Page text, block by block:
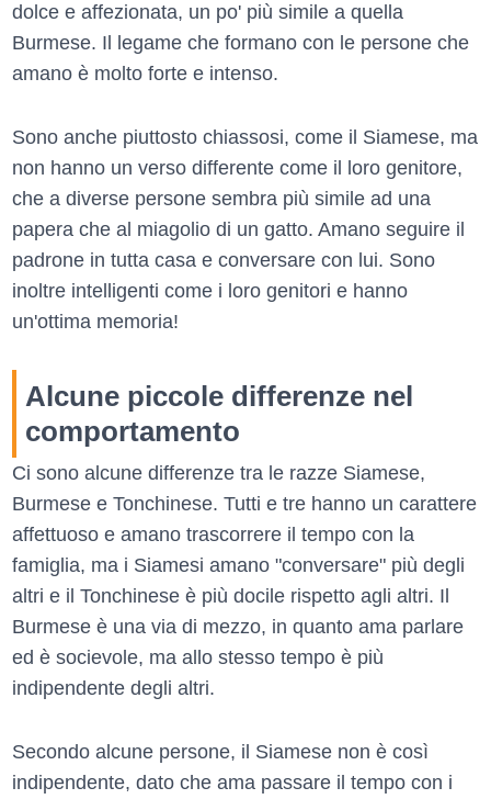
dolce e affezionata, un po' più simile a quella
Burmese. Il legame che formano con le persone che
amano è molto forte e intenso.
Sono anche piuttosto chiassosi, come il Siamese, ma
non hanno un verso differente come il loro genitore,
che a diverse persone sembra più simile ad una
papera che al miagolio di un gatto. Amano seguire il
padrone in tutta casa e conversare con lui. Sono
inoltre intelligenti come i loro genitori e hanno
un'ottima memoria!
Alcune piccole differenze nel
comportamento
Ci sono alcune differenze tra le razze Siamese,
Burmese e Tonchinese. Tutti e tre hanno un carattere
affettuoso e amano trascorrere il tempo con la
famiglia, ma i Siamesi amano "conversare" più degli
altri e il Tonchinese è più docile rispetto agli altri. Il
Burmese è una via di mezzo, in quanto ama parlare
ed è socievole, ma allo stesso tempo è più
indipendente degli altri.
Secondo alcune persone, il Siamese non è così
indipendente, dato che ama passare il tempo con i